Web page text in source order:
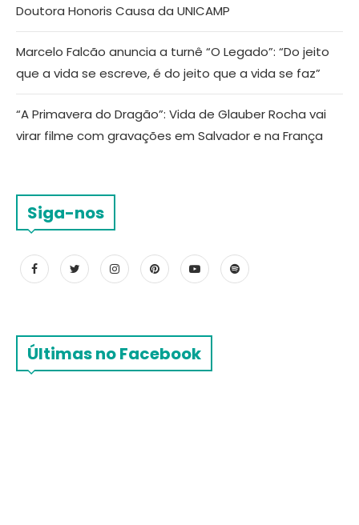
Doutora Honoris Causa da UNICAMP
Marcelo Falcão anuncia a turnê “O Legado”: “Do jeito
que a vida se escreve, é do jeito que a vida se faz”
“A Primavera do Dragão”: Vida de Glauber Rocha vai
virar filme com gravações em Salvador e na França
Siga-nos
Últimas no Facebook